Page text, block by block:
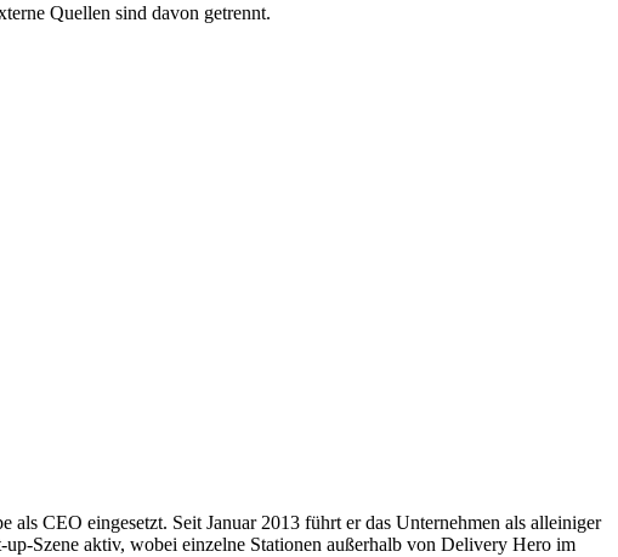
Quellen sind davon getrennt.
CEO eingesetzt. Seit Januar 2013 führt er das Unternehmen als alleiniger
Szene aktiv, wobei einzelne Stationen außerhalb von Delivery Hero im